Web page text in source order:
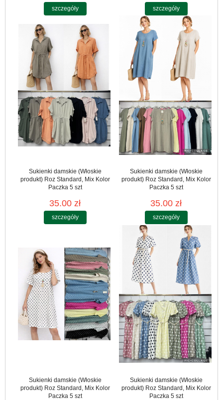
szczegóły szczegóły
Sukienki damskie (Włoskie
produkt) Roz Standard, Mix Kolor
Paczka 5 szt
35.00 zł
szczegóły
Sukienki damskie (Włoskie
produkt) Roz Standard, Mix Kolor
Paczka 5 szt
35.00 zł
szczegóły
Sukienki damskie (Włoskie
produkt) Roz Standard, Mix Kolor
Paczka 5 szt
Sukienki damskie (Włoskie
produkt) Roz Standard, Mix Kolor
Paczka 5 szt